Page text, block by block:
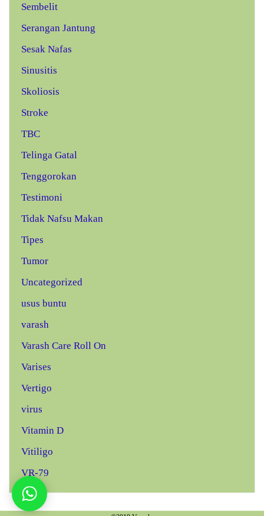
Sembelit
Serangan Jantung
Sesak Nafas
Sinusitis
Skoliosis
Stroke
TBC
Telinga Gatal
Tenggorokan
Testimoni
Tidak Nafsu Makan
Tipes
Tumor
Uncategorized
usus buntu
varash
Varash Care Roll On
Varises
Vertigo
virus
Vitamin D
Vitiligo
VR-79